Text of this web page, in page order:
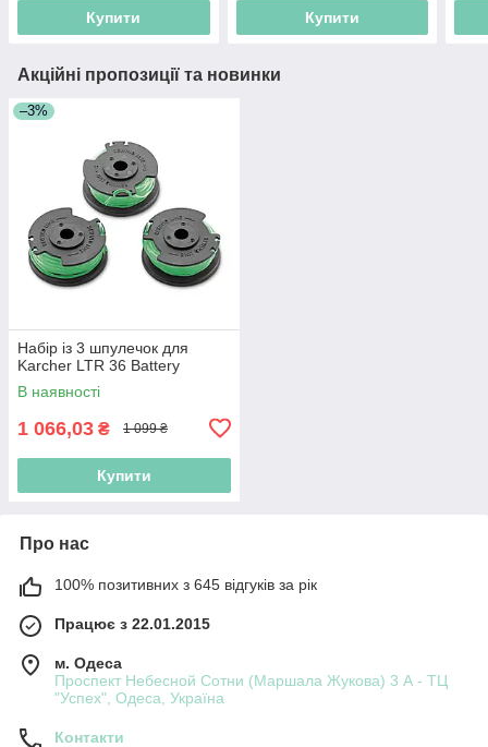
Купити Купити
Акційні пропозиції та новинки
–3%
Набір із 3 шпулечок для
Karcher LTR 36 Battery
В наявності
1 066,03 ₴ 1 099 ₴
Купити
Про нас
100% позитивних з 645 відгуків за рік
Працює з 22.01.2015
м. Одеса
Проспект Небесной Сотни (Маршала Жукова) 3 А - ТЦ
"Успех", Одеса, Україна
Контакти